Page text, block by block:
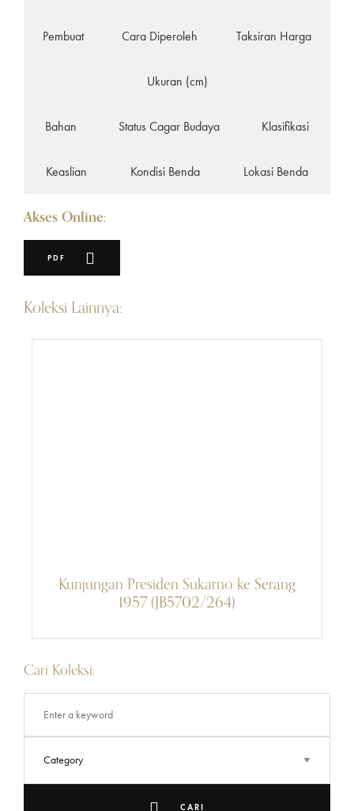
Pembuat Cara Diperoleh Taksiran Harga
Ukuran (cm)
Bahan Status Cagar Budaya Klasifikasi
Keaslian Kondisi Benda Lokasi Benda
Akses Online:
PDF
Koleksi Lainnya:
Kunjungan Presiden Sukarno ke Serang
1957 (JB5702/264)
Cari Koleksi:
CARI